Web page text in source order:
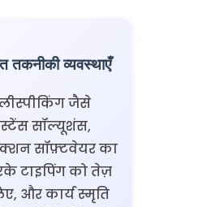
व्यवस्थाएँ
जैसे
सॉल्यूशंस,
सॉफ़्टवेयर का
टाइपिंग को तेज़
और कार्य स्मृति